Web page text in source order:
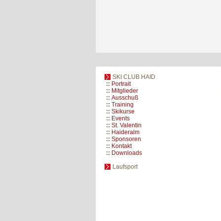
SKI CLUB HAID
:: Portrait
:: Mitglieder
:: Ausschuß
:: Training
:: Skikurse
:: Events
:: St. Valentin
:: Haideralm
:: Sponsoren
:: Kontakt
:: Downloads
Laufsport